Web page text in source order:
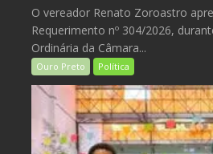
O vereador Renato Zoroastro
Requerimento nº 304/2026,
Ordinária da Câmara...
Ouro Preto Política